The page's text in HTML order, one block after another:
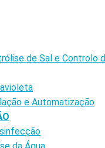
de Sal e Controlo
e Automatização